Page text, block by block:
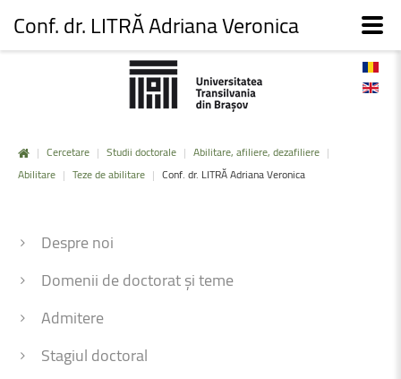
| Cercetare | Studii doctorale | Abilitare, afiliere, dezafiliere |
Abilitare | Teze de abilitare | Conf. dr. LITRĂ Adriana Veronica
Despre noi
Domenii de doctorat și teme
Admitere
Stagiul doctoral
Conf. dr. LITRĂ Adriana Veronica